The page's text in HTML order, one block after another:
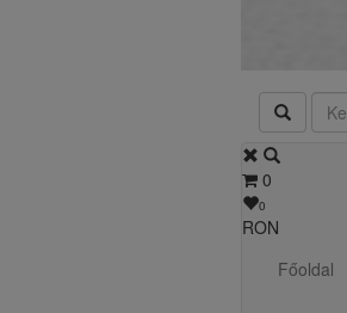
0
0
RON
Főoldal